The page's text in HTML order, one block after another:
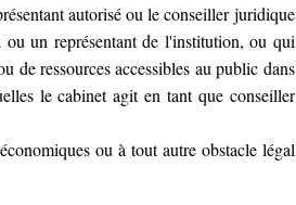
autorisé ou le conseiller juridique
un représentant de l'institution, ou qui
de ressources accessibles au public dans
le cabinet agit en tant que conseiller
ou à tout autre obstacle légal